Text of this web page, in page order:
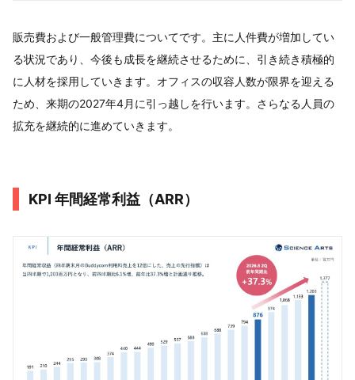
販売費および一般管理費についてです。主に人件費が増加してい
る状況であり、今後も成長を継続させるために、引き続き積極的
に人材を採用していきます。オフィスの収容人数が限界を迎える
ため、来期の2027年4月に引っ越しを行います。さらなる人員の
拡充を継続的に進めていきます。
KPI 年間経常利益（ARR）